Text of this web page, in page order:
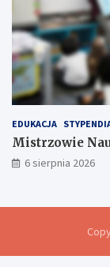
EDUKACJA
Mistrzowie
6 sierpnia 2026